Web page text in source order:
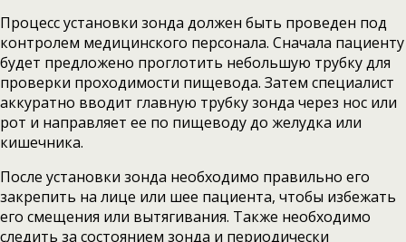
Процесс установки зонда должен быть проведен под
контролем медицинского персонала. Сначала пациенту
будет предложено проглотить небольшую трубку для
проверки проходимости пищевода. Затем специалист
аккуратно вводит главную трубку зонда через нос или
рот и направляет ее по пищеводу до желудка или
кишечника.
После установки зонда необходимо правильно его
закрепить на лице или шее пациента, чтобы избежать
его смещения или вытягивания. Также необходимо
следить за состоянием зонда и периодически